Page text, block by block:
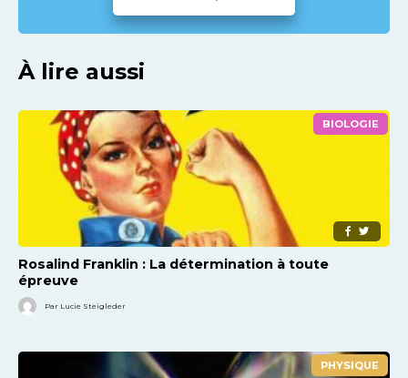
À lire aussi
BIOLOGIE
Rosalind Franklin : La détermination à toute
épreuve
Par Lucie Steigleder
PHYSIQUE